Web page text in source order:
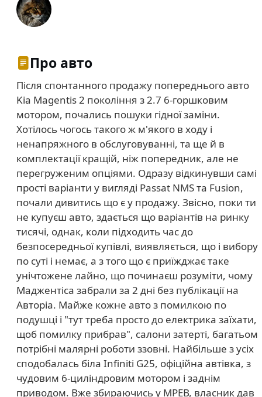
Про авто
Після спонтанного продажу попереднього авто
Kia Magentis 2 покоління з 2.7 6-горшковим
мотором, почались пошуки гідної заміни.
Хотілось чогось такого ж м'якого в ходу і
ненапряжного в обслуговуванні, та ще й в
комплектації кращій, ніж попередник, але не
перегруженим опціями. Одразу відкинувши самі
прості варіанти у вигляді Passat NMS та Fusion,
почали дивитись що є у продажу. Звісно, поки ти
не купуєш авто, здається що варіантів на ринку
тисячі, однак, коли підходить час до
безпосередньої купівлі, виявляється, що і вибору
по суті і немає, а з того що є приїжджає таке
унічтожене лайно, що починаєш розуміти, чому
Маджентіса забрали за 2 дні без публікації на
Авторіа. Майже кожне авто з помилкою по
подушці і "тут треба просто до електрика заїхати,
щоб помилку прибрав", салони затерті, багатьом
потрібні малярні роботи ззовні. Найбільше з усіх
сподобалась біла Infiniti G25, офіційна автівка, з
чудовим 6-циліндровим мотором і заднім
приводом. Вже збираючись у МРЕВ, власник дав